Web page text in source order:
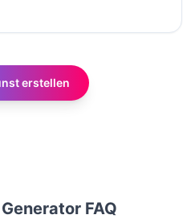
erstellen
FAQ